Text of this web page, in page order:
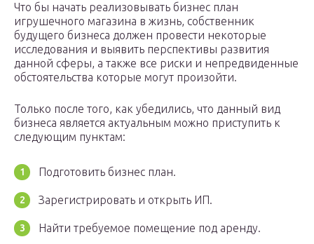
Что бы начать реализовывать бизнес план
игрушечного магазина в жизнь, собственник
будущего бизнеса должен провести некоторые
исследования и выявить перспективы развития
данной сферы, а также все риски и непредвиденные
обстоятельства которые могут произойти.
Только после того, как убедились, что данный вид
бизнеса является актуальным можно приступить к
следующим пунктам:
Подготовить бизнес план.
Зарегистрировать и открыть ИП.
Найти требуемое помещение под аренду.